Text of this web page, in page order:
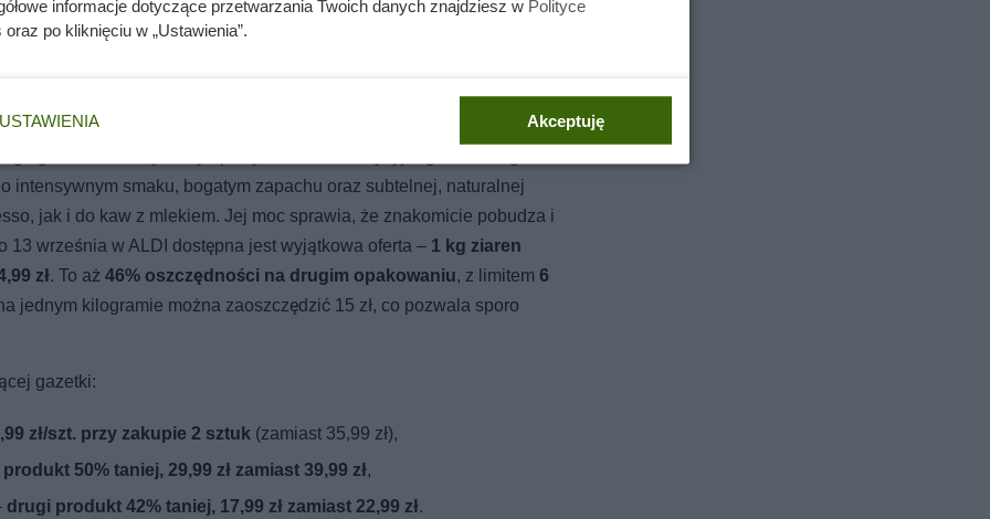
oszczędności do 46%
czasu zdobywa sympatię wielbicieli tradycyjnego włoskiego
intensywnym smaku, bogatym zapachu oraz subtelnej, naturalnej
jak i do kaw z mlekiem. Jej moc sprawia, że znakomicie pobudza i
września w ALDI dostępna jest wyjątkowa oferta – 1 kg ziaren
zł. To aż 46% oszczędności na drugim opakowaniu, z limitem 6
jednym kilogramie można zaoszczędzić 15 zł, co pozwala sporo
gazetki:
zł/szt. przy zakupie 2 sztuk (zamiast 35,99 zł),
50% taniej, 29,99 zł zamiast 39,99 zł,
drugi produkt 42% taniej, 17,99 zł zamiast 22,99 zł.
informacje dotyczące przetwarzania Twoich danych znajdziesz w Polityce
oraz po kliknięciu w „Ustawienia”.
USTAWIENIA Akceptuję